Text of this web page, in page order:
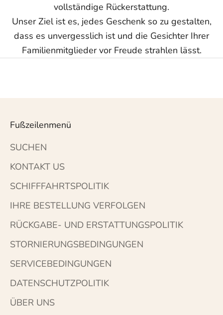
vollständige Rückerstattung.
Unser Ziel ist es, jedes Geschenk so zu gestalten,
dass es unvergesslich ist und die Gesichter Ihrer
Familienmitglieder vor Freude strahlen lässt.
Fußzeilenmenü
SUCHEN
KONTAKT US
SCHIFFFAHRTSPOLITIK
IHRE BESTELLUNG VERFOLGEN
RÜCKGABE- UND ERSTATTUNGSPOLITIK
STORNIERUNGSBEDINGUNGEN
SERVICEBEDINGUNGEN
DATENSCHUTZPOLITIK
ÜBER UNS